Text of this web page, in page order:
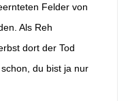
Felder von
Als Reh
dort der Tod
du bist ja nur